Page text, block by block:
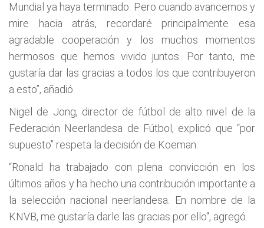
Mundial ya haya terminado. Pero cuando avancemos y
mire hacia atrás, recordaré principalmente esa
agradable cooperación y los muchos momentos
hermosos que hemos vivido juntos. Por tanto, me
gustaría dar las gracias a todos los que contribuyeron
a esto”, añadió.
Nigel de Jong, director de fútbol de alto nivel de la
Federación Neerlandesa de Fútbol, explicó que “por
supuesto” respeta la decisión de Koeman.
“Ronald ha trabajado con plena convicción en los
últimos años y ha hecho una contribución importante a
la selección nacional neerlandesa. En nombre de la
KNVB, me gustaría darle las gracias por ello", agregó.